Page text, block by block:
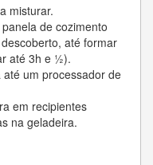
misturar.
de cozimento
até formar
até 3h e ½).
um processador de
em recipientes
na geladeira.